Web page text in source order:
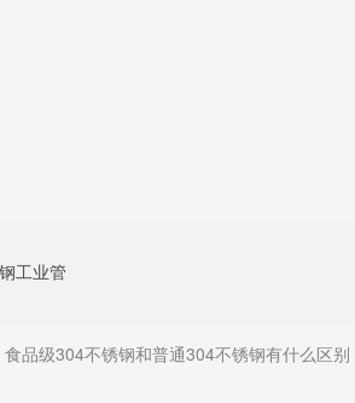
工业管
食品级304不锈钢和普通304不锈钢有什么区别